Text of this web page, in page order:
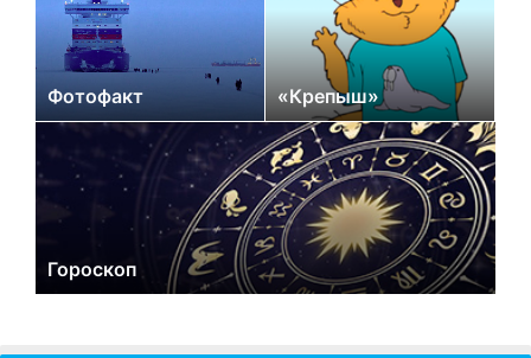
Фотофакт «Крепыш»
Гороскоп